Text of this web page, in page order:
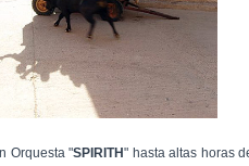
Orquesta "SPIRITH" hasta altas horas